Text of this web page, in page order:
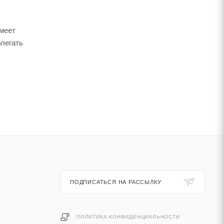
ПОДПИСАТЬСЯ НА РАССЫЛКУ
ПОЛИТИКА КОНФИДЕНЦИАЛЬНОСТИ